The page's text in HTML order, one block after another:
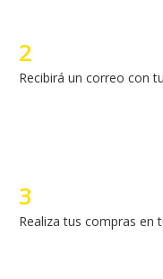
3
Realiza tus compras en
Recuerda adicionar tu